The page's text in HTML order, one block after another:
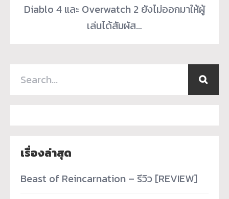
Diablo 4 และ Overwatch 2 ยังไม่ออกมาให้ผู้
เล่นได้สัมผัส…
เรื่องล่าสุด
Beast of Reincarnation – รีวิว [REVIEW]